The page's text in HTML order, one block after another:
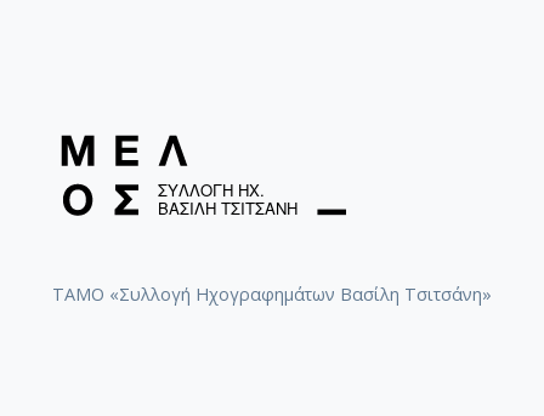
ΤΑΜΟ «Συλλογή Ηχογραφημάτων Βασίλη Τσιτσάνη»